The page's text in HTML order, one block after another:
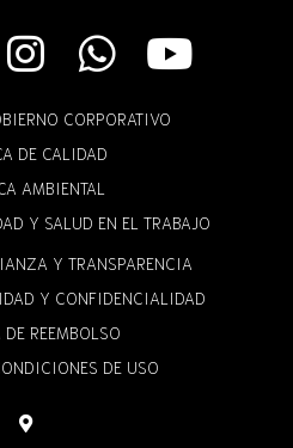
CORPORATIVO
DE CALIDAD
AMBIENTAL
Y SALUD EN EL TRABAJO
Y TRANSPARENCIA
Y CONFIDENCIALIDAD
REEMBOLSO
DE USO